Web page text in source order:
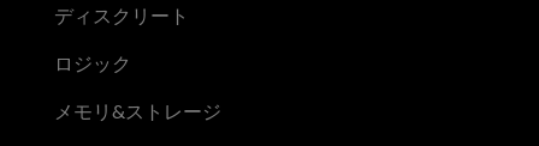
ディスクリート
ロジック
メモリ&ストレージ